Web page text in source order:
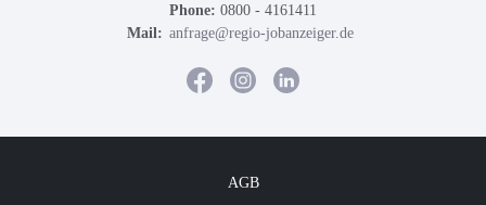
Phone: 0800 - 4161411
Mail: anfrage@regio-jobanzeiger.de
AGB